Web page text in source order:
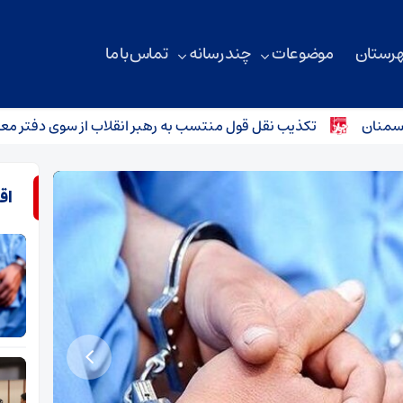
موضوعات چند رسانه تماس با ما
تکذیب نقل قول منتسب به رهبر انقلاب از سوی دفتر معظم‌له